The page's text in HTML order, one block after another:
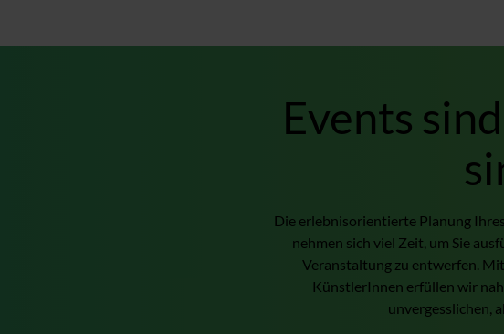
Events
Die erlebnisorientierte Planung
nehmen sich viel Zeit, um Sie
Veranstaltung zu entwerfen.
KünstlerInnen erfüllen wir
unvergesslichen,